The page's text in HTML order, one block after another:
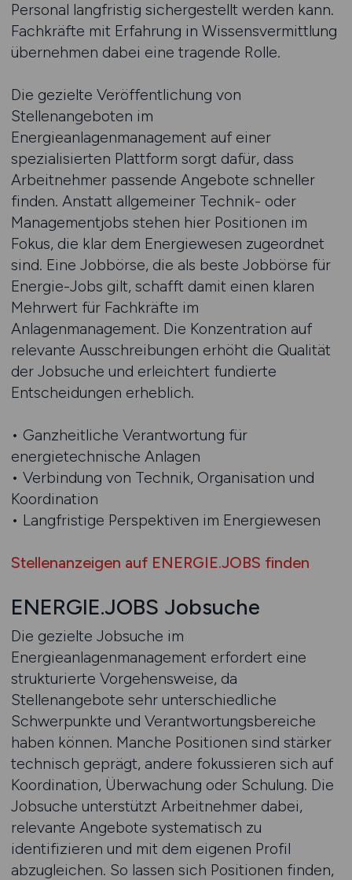
Personal langfristig sichergestellt werden kann.
Fachkräfte mit Erfahrung in Wissensvermittlung
übernehmen dabei eine tragende Rolle.
Die gezielte Veröffentlichung von
Stellenangeboten im
Energieanlagenmanagement auf einer
spezialisierten Plattform sorgt dafür, dass
Arbeitnehmer passende Angebote schneller
finden. Anstatt allgemeiner Technik- oder
Managementjobs stehen hier Positionen im
Fokus, die klar dem Energiewesen zugeordnet
sind. Eine Jobbörse, die als beste Jobbörse für
Energie-Jobs gilt, schafft damit einen klaren
Mehrwert für Fachkräfte im
Anlagenmanagement. Die Konzentration auf
relevante Ausschreibungen erhöht die Qualität
der Jobsuche und erleichtert fundierte
Entscheidungen erheblich.
• Ganzheitliche Verantwortung für
energietechnische Anlagen
• Verbindung von Technik, Organisation und
Koordination
• Langfristige Perspektiven im Energiewesen
Stellenanzeigen auf ENERGIE.JOBS finden
ENERGIE.JOBS Jobsuche
Die gezielte Jobsuche im
Energieanlagenmanagement erfordert eine
strukturierte Vorgehensweise, da
Stellenangebote sehr unterschiedliche
Schwerpunkte und Verantwortungsbereiche
haben können. Manche Positionen sind stärker
technisch geprägt, andere fokussieren sich auf
Koordination, Überwachung oder Schulung. Die
Jobsuche unterstützt Arbeitnehmer dabei,
relevante Angebote systematisch zu
identifizieren und mit dem eigenen Profil
abzugleichen. So lassen sich Positionen finden,